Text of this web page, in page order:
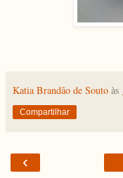
Katia Brandão de Souto às
Compartilhar
‹